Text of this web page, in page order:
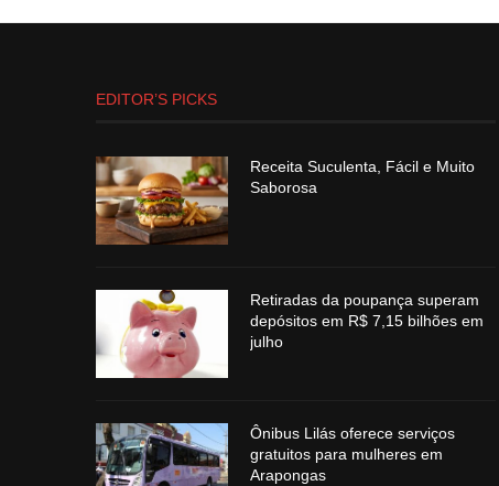
EDITOR’S PICKS
Receita Suculenta, Fácil e Muito
Saborosa
Retiradas da poupança superam
depósitos em R$ 7,15 bilhões em
julho
Ônibus Lilás oferece serviços
gratuitos para mulheres em
Arapongas